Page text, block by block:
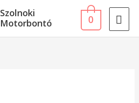
Szolnoki
Motorbontó
0